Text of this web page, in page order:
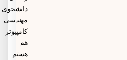
دانشجوی
مهندسی
کامپیوتر
هستم.